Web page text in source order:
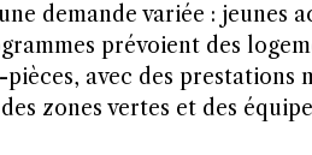
demande variée : jeunes
prévoient des
avec des prestations
zones vertes et des